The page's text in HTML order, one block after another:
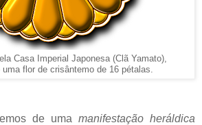
Casa Imperial Japonesa (Clã Yamato),
uma flor de crisântemo de 16 pétalas.
de uma manifestação heráldica